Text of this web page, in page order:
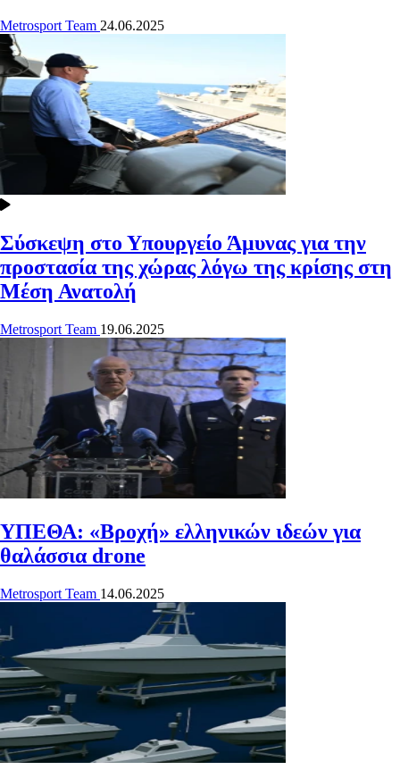
Metrosport Team 24.06.2025
Σύσκεψη στο Υπουργείο Άμυνας για την
προστασία της χώρας λόγω της κρίσης στη
Μέση Ανατολή
Metrosport Team 19.06.2025
ΥΠΕΘΑ: «Βροχή» ελληνικών ιδεών για
θαλάσσια drone
Metrosport Team 14.06.2025